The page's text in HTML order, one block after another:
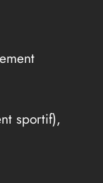
sportif),